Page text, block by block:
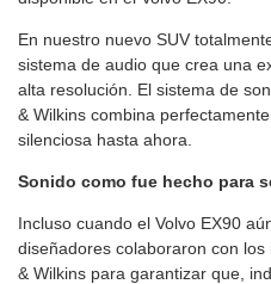
En nuestro nuevo SUV
sistema de audio que crea una
alta resolución. El sistema de
& Wilkins combina
silenciosa hasta ahora.
Sonido como fue hecho para
Incluso cuando el Volvo EX90
diseñadores colaboraron con
& Wilkins para garantizar que,